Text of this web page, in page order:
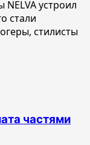
устроил
стали
стилисты
частями